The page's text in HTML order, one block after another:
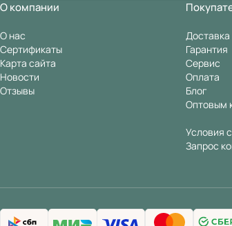
О компании
О нас
Сертификаты
Карта сайта
Новости
Отзывы
Доставка
Гарантия
Сервис
Оплата
Блог
Оптовым
Условия
Запрос